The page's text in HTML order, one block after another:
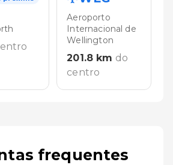
Aeroporto
Internacional de
Wellington
201.8 km do
centro
frequentes